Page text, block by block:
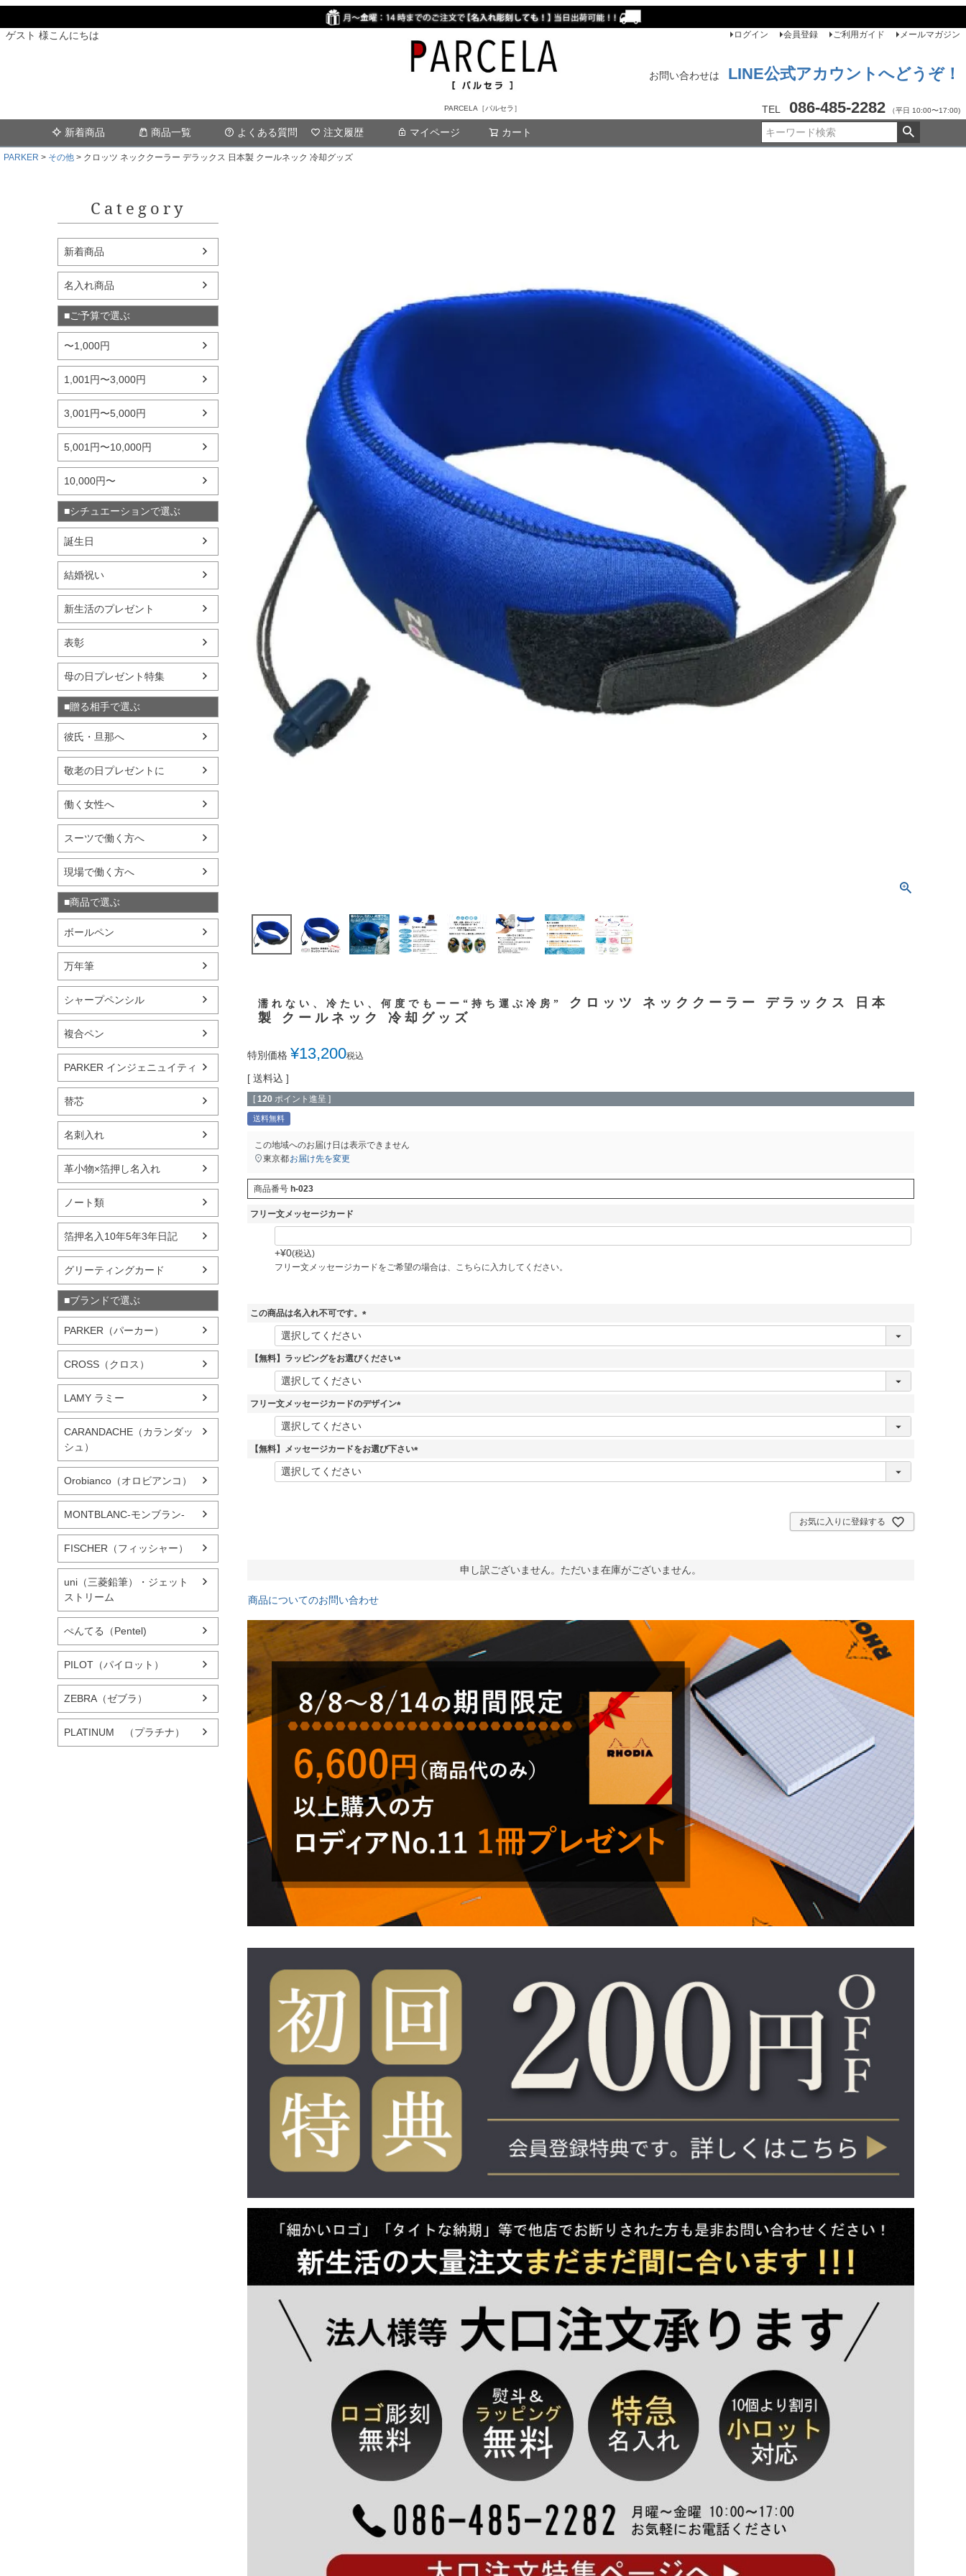
ゲスト 様こんにちは
PARCELA［パルセラ］
ログイン 会員登録 ご利用ガイド メールマガジン
お問い合わせは LINE公式アカウントへどうぞ！
TEL 086-485-2282 （平日 10:00〜17:00)
新着商品 商品一覧 よくある質問 注文履歴 マイページ カート
PARKER その他 クロッツ ネッククーラー デラックス 日本製 クールネック 冷却グッズ
Category
新着商品
名入れ商品
■ご予算で選ぶ
〜1,000円
1,001円〜3,000円
3,001円〜5,000円
5,001円〜10,000円
10,000円〜
■シチュエーションで選ぶ
誕生日
結婚祝い
新生活のプレゼント
表彰
母の日プレゼント特集
■贈る相手で選ぶ
彼氏・旦那へ
敬老の日プレゼントに
働く女性へ
スーツで働く方へ
現場で働く方へ
■商品で選ぶ
ボールペン
万年筆
シャープペンシル
複合ペン
PARKER インジェニュイティ
替芯
名刺入れ
革小物×箔押し名入れ
ノート類
箔押名入10年5年3年日記
グリーティングカード
■ブランドで選ぶ
PARKER（パーカー）
CROSS（クロス）
LAMY ラミー
CARANDACHE（カランダッ
シュ）
Orobianco（オロビアンコ）
MONTBLANC-モンブラン-
FISCHER（フィッシャー）
uni（三菱鉛筆）・ジェット
ストリーム
ぺんてる（Pentel)
PILOT（パイロット）
ZEBRA（ゼブラ）
PLATINUM （プラチナ）
濡れない、冷たい、何度でもーー“持ち運ぶ冷房”
クロッツ ネッククーラー デラックス 日本
製 クールネック 冷却グッズ
特別価格 ¥13,200税込
送料込
[ 120 ポイント進呈 ]
送料無料
この地域へのお届け日は表示できません
東京都お届け先を変更
商品番号 h-023
フリー文メッセージカード
+¥0 税込
フリー文メッセージカードをご希望の場合は、こちらに入力してください。
この商品は名入れ不可です。
(
須
【無料】ラッピングをお選びください
(
須
フリー文メッセージカードのデザイン
(
須
【無料】メッセージカードをお選び下さい
(
お気に入りに登録する
申し訳ございません。ただいま在庫がございません。
商品についてのお問い合わせ